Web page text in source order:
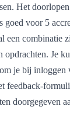
Het
goed voor 5
een combinatie
opdrachten. Je
je bij inloggen
feedback-
doorgegeven